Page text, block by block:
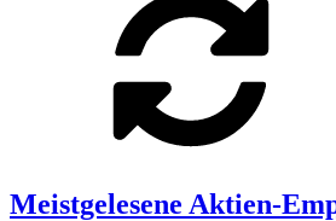
Meistgelesene Aktien-